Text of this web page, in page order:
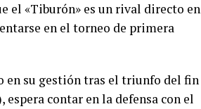
el «Tiburón» es un rival directo en
en el torneo de primera
en su gestión tras el triunfo del fin
espera contar en la defensa con el